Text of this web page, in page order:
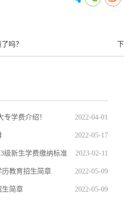
吗？
2022-04-01
学费介绍！
2022-05-17
2023-02-11
级新生学费缴纳标准
2022-05-09
历教育招生简章
2022-05-09
生简章